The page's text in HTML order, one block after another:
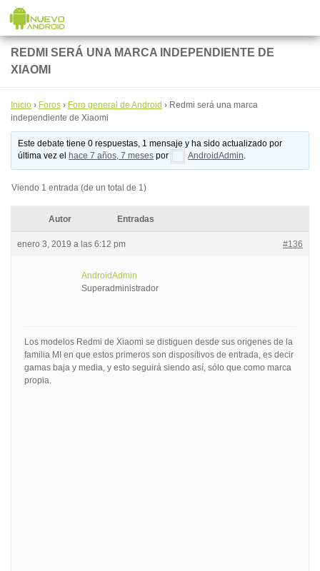
Saltar al contenido
REDMI SERÁ UNA MARCA INDEPENDIENTE DE
XIAOMI
Inicio › Foros › Foro general de Android › Redmi será una marca
independiente de Xiaomi
Este debate tiene 0 respuestas, 1 mensaje y ha sido actualizado por
última vez el
hace 7 años, 7 meses por AndroidAdmin.
Viendo 1 entrada (de un total de 1)
Autor Entradas
enero 3, 2019 a las 6:12 pm #136
AndroidAdmin
Superadministrador
Los modelos Redmi de Xiaomi se distiguen desde sus origenes de la
familia MI en que estos primeros son dispositivos de entrada, es decir
gamas baja y media, y esto seguirá siendo así, sólo que como marca
propia.